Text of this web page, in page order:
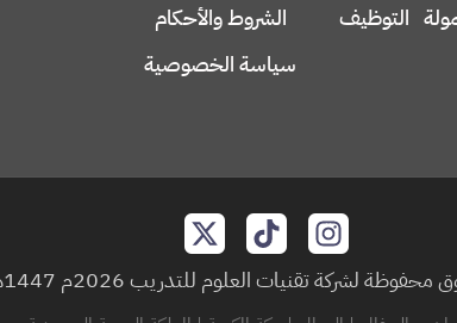
التوظيف
الشروط والأحكام
سياسة الخصوصية
لشركة تقنيات العلوم للتدريب 2026م 1447هـ